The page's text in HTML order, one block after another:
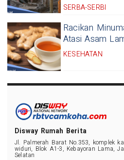
SERBA-SERBI
Racikan
Atasi Asam
KESEHATAN
Disway Rumah Berita
Jl. Palmerah Barat No.353, komplek
widuri, Blok A1-3, Kebayoran Lama,
Selatan